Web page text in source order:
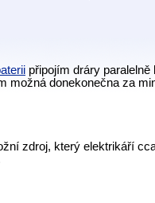
připojím dráry paralelně
možná donekonečna za
zdroj, který elektrikáří